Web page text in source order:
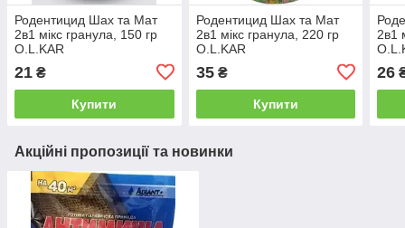
Родентицид Шах та Мат
2в1 мікс гранула, 150 гр
O.L.KAR
21 ₴
Купити
Родентицид Шах та Мат
2в1 мікс гранула, 220 гр
O.L.KAR
35₴
Купити
2в1
26
Акційні пропозиції та новинки